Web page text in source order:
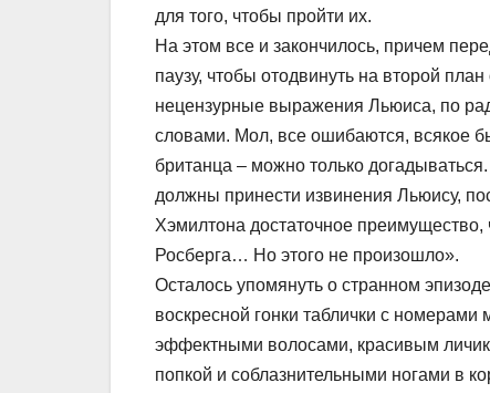
для того, чтобы пройти их.
На этом все и закончилось, причем
паузу, чтобы отодвинуть на второй
нецензурные выражения Льюиса, по
словами. Мол, все ошибаются, всякое
британца – можно только
должны принести извинения Льюису,
Хэмилтона достаточное
Росберга… Но этого не произошло».
Осталось упомянуть о странном
воскресной гонки таблички с
эффектными волосами, красивым
попкой и соблазнительными ногами в